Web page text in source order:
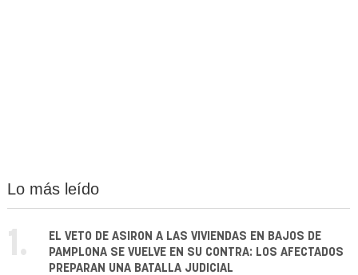
Lo más leído
1.
EL VETO DE ASIRON A LAS VIVIENDAS EN BAJOS DE
PAMPLONA SE VUELVE EN SU CONTRA: LOS AFECTADOS
PREPARAN UNA BATALLA JUDICIAL